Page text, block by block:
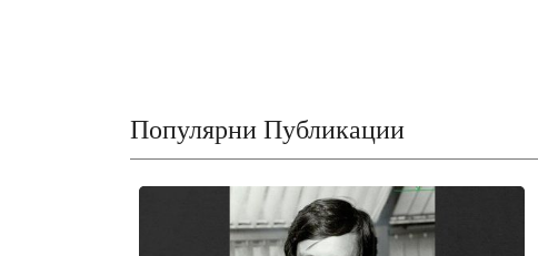
Популярни Публикации